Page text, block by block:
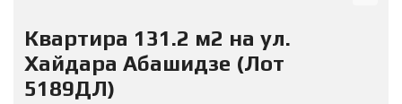
Квартира 131.2 м2 на ул.
Хайдара Абашидзе (Лот
5189ДЛ)